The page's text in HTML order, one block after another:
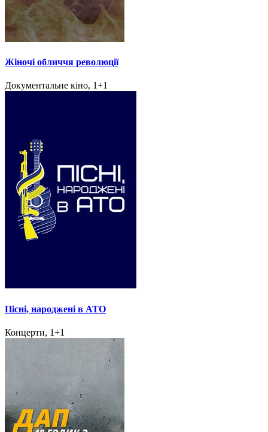
Жіночі обличчя революції
Документальне кіно, 1+1
Пісні, народжені в АТО
Концерти, 1+1